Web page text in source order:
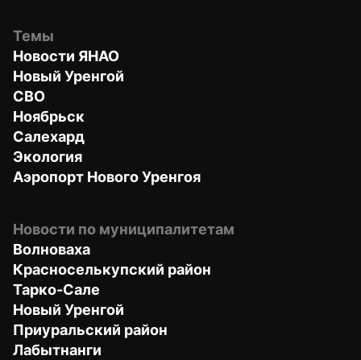
Темы
Новости ЯНАО
Новый Уренгой
СВО
Ноябрьск
Салехард
Экология
Аэропорт Нового Уренгоя
Новости по муниципалитетам
Волноваха
Красноселькупский район
Тарко-Сале
Новый Уренгой
Приуральский район
Лабытнанги